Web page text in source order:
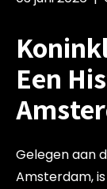
Een
Gelegen aan
Amsterdam,